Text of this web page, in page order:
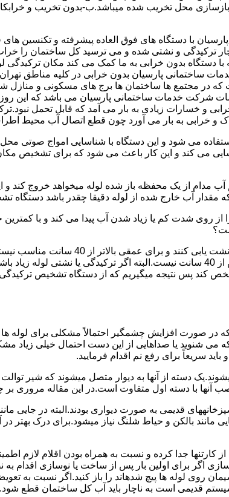
محل تخریب شده میباشد.ب-بدون تخریب و خرابکاری
با دستگاه های فوق العاده پیشرفته و تکنسین های
ترکیدگی و نشتی شده و می ترسید کل ساختمان را
بدون خرابی به ما کمک می کند مکان ترکیدگی
ساختمانی پارسیان بدون خرابی در کلیه مناطق
که در مجتمع ها ساختمان ها برج های مسکونی و
شرکت خدمات ساختمانی پارسیان می باشد که این
خسارات زیادی به بار می آمد که قابل تحمل
و خرابی به بار می آورد چون قطع اتصال آب محیط
می شود و این دستگاه با شناسایی امواج صوتی
می کند و این کار باعث می شود که برای تشخیص
مدام از یک محفظه باز شده لوله میخواهد خروج
مقدار آب خارج شده از لوله دقیقا چقدر باشد دستگاه
روی شدت کم یا زیاد شدن آب پیدا می کند و با
دستگاه های نشت یابی لوله صوتی تا
پس نتیجه میگیریم که از دستگاه تشخیص ترکیدگی
در صورت افزایش چشمگیر احتمالاً مشکلی برای لوله
یا صداهایی از این دست احتمال خیلی زیاد
سریعاً برای رفع نم اقدام فرمایید.
دسته از آنها به دیوار متصل میشوند که شیر
با دسته اول متفاوت است.در این مقاله مروری بر
قدیمی به صورت دیواری بودند.البته در جایی مانند
مانند بالکن و حیاط شلنگ نیاز میشود.برای درک بهتر
جدا کرده و نسبت به همراه بودن اقلام لازم
اگر برای اولین بار پس از ساخت یا نوسازی اقدام
روی لوله ها پیچ شدهاند را باز کنید.اگر نسبت به
قدیمی است به ناچار باید آب کل ساختمان قطع شود.